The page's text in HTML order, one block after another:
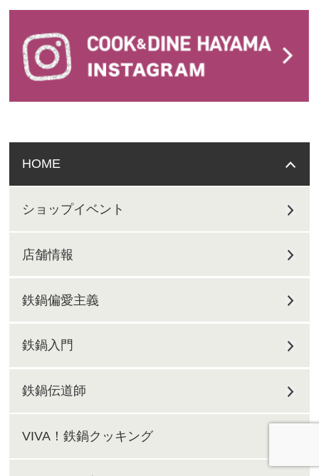
HOME
ショップイベント
店舗情報
鉄鍋偏愛主義
鉄鍋入門
鉄鍋伝道師
VIVA！鉄鍋クッキング